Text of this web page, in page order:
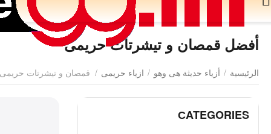
أفضل قمصان و تيشرتات حريمى
الرئيسية / أزياء حديثة هى وهو / ازياء حريمى / قمصان و تيشرتات حريمى
СATEGORIES